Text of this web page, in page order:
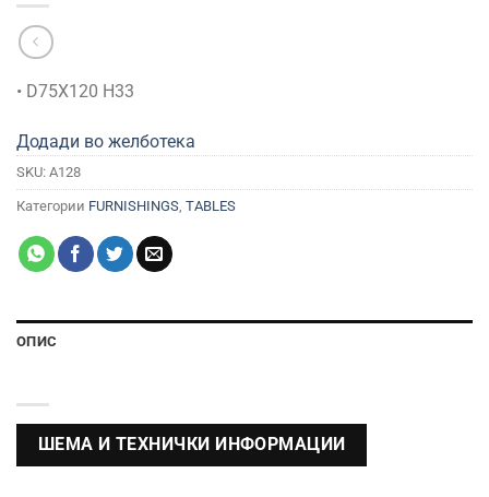
• D75X120 H33
Додади во желботека
SKU: A128
Категории FURNISHINGS TABLES
ОПИС
ШЕМА И ТЕХНИЧКИ ИНФОРМАЦИИ